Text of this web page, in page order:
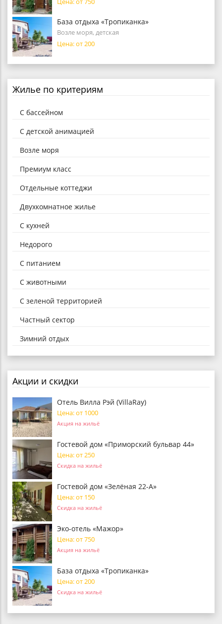
База отдыха «Тропиканка»
Возле моря, детская
Цена: от 200
Жилье по критериям
С бассейном
С детской анимацией
Возле моря
Премиум класс
Отдельные коттеджи
Двухкомнатное жилье
С кухней
Недорого
С питанием
С животными
С зеленой территорией
Частный сектор
Зимний отдых
Акции и скидки
Отель Вилла Рэй (VillaRay)
Цена: от 1000
Акция на жильё
Гостевой дом «Приморский бульвар 44»
Цена: от 250
Скидка на жильё
Гостевой дом «Зелёная 22-А»
Цена: от 150
Скидка на жильё
Эко-отель «Мажор»
Цена: от 750
Акция на жильё
База отдыха «Тропиканка»
Цена: от 200
Скидка на жильё